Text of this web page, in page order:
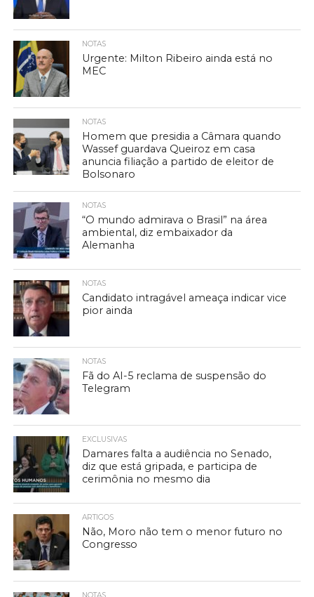
NOTAS
Urgente: Milton Ribeiro ainda está no
MEC
NOTAS
Homem que presidia a Câmara quando
Wassef guardava Queiroz em casa
anuncia filiação a partido de eleitor de
Bolsonaro
NOTAS
“O mundo admirava o Brasil” na área
ambiental, diz embaixador da
Alemanha
NOTAS
Candidato intragável ameaça indicar vice
pior ainda
NOTAS
Fã do AI-5 reclama de suspensão do
Telegram
EXCLUSIVAS
Damares falta a audiência no Senado,
diz que está gripada, e participa de
cerimônia no mesmo dia
ARTIGOS
Não, Moro não tem o menor futuro no
Congresso